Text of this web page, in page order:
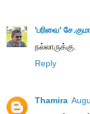
'பரிவை'
நல்லாருக்கு.
Reply
Thamira